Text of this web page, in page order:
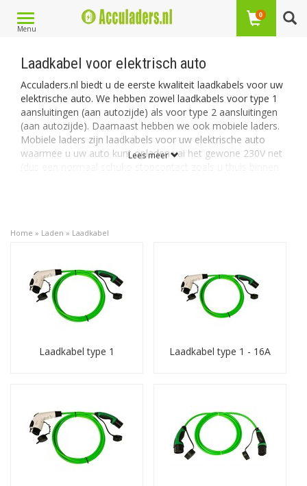
Toggle
navigation
Menu
0
Laadkabel voor elektrisch auto
Acculaders.nl biedt u de eerste kwaliteit laadkabels voor uw
elektrische auto. We hebben zowel laadkabels voor type 1
aansluitingen (aan autozijde) als voor type 2 aansluitingen
(aan autozijde). Daarnaast hebben we ook mobiele laders.
Mobiele laders zijn laadkabels voor uw elektrische auto
waarmee u uw auto kunt opladen vai het gewone 230V net
accessoires aan. De accessoires zijn vooral bedoeld voor
auto en verder hebben we de stekkerhouders en
kabelhouders om uw kabel netjes binnen of buiten te
kunnen opbergen.
Lees meer
Home » Laden » Laadkabel
Laadkabel type 1 Laadkabel type 1 - 16A